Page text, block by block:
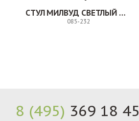
СТУЛ МИЛВУД СВЕТЛЫЙ ШЕЛК
085-232
8 (495) 369 18 45